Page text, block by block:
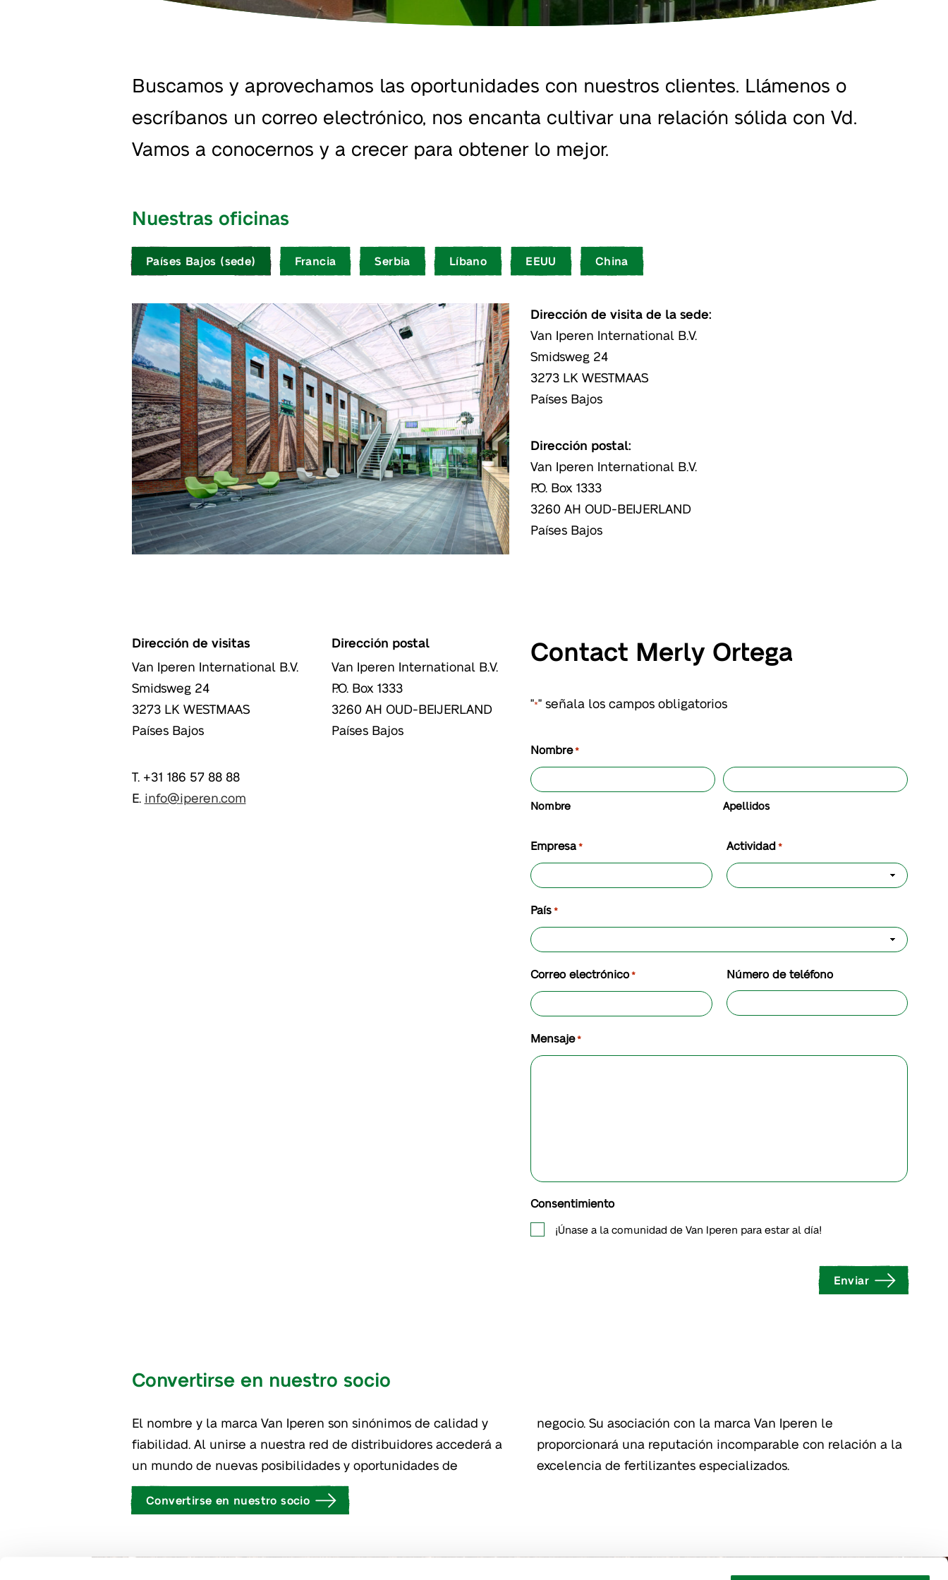
Buscamos y aprovechamos las oportunidades con nuestros clientes. Llámenos o
escríbanos un correo electrónico, nos encanta cultivar una relación sólida con Vd.
Vamos a conocernos y a crecer para obtener lo mejor.
Nuestras oficinas
Países Bajos (sede) Francia Serbia Líbano EEUU China
Dirección de visita de la sede:
Van Iperen International B.V.
Smidsweg 24
3273 LK WESTMAAS
Países Bajos
Dirección postal:
Van Iperen International B.V.
P.O. Box 1333
3260 AH OUD-BEIJERLAND
Países Bajos
Dirección de visitas
Van Iperen International B.V.
Smidsweg 24
3273 LK WESTMAAS
Países Bajos
Dirección postal
Van Iperen International B.V.
P.O. Box 1333
3260 AH OUD-BEIJERLAND
Países Bajos
T. +31 186 57 88 88
E. info@iperen.com
Contact Merly Ortega
"*" señala los campos obligatorios
Nombre *
Nombre Apellidos
Empresa * Actividad *
País *
Correo electrónico * Número de teléfono
Mensaje *
Consentimiento
¡Únase a la comunidad de Van Iperen para estar al día!
Enviar
Convertirse en nuestro socio
El nombre y la marca Van Iperen son sinónimos de calidad y
fiabilidad. Al unirse a nuestra red de distribuidores accederá a
un mundo de nuevas posibilidades y oportunidades de
negocio. Su asociación con la marca Van Iperen le
proporcionará una reputación incomparable con relación a la
excelencia de fertilizantes especializados.
Convertirse en nuestro socio